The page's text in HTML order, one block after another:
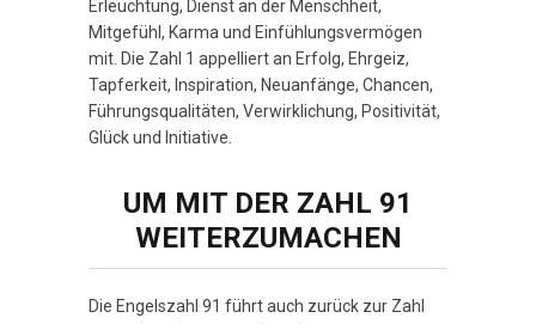
Erleuchtung, Dienst an der Menschheit,
Mitgefühl, Karma und Einfühlungsvermögen
mit. Die Zahl 1 appelliert an Erfolg, Ehrgeiz,
Tapferkeit, Inspiration, Neuanfänge, Chancen,
Führungsqualitäten, Verwirklichung, Positivität,
Glück und Initiative.
UM MIT DER ZAHL 91
WEITERZUMACHEN
Die Engelszahl 91 führt auch zurück zur Zahl